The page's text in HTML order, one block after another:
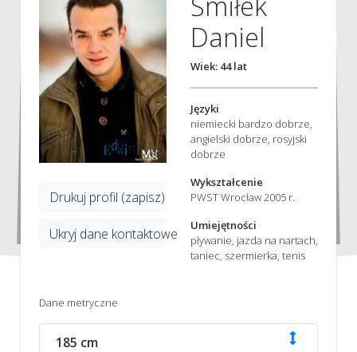
Drukuj profil (zapisz)
Ukryj dane kontaktowe
Daniel
Wiek: 44 lat
Języki
niemiecki bardzo dobrze,
angielski dobrze, rosyjski
dobrze
Wykształcenie
PWST Wrocław 2005 r.
Umiejętności
pływanie, jazda na nartach,
taniec, szermierka, tenis
Dane metryczne
185 cm